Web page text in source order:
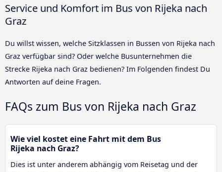
Service und Komfort im Bus von Rijeka nach
Graz
Du willst wissen, welche Sitzklassen in Bussen von Rijeka nach
Graz verfügbar sind? Oder welche Busunternehmen die
Strecke Rijeka nach Graz bedienen? Im Folgenden findest Du
Antworten auf deine Fragen.
FAQs zum Bus von Rijeka nach Graz
Wie viel kostet eine Fahrt mit dem Bus
Rijeka nach Graz?
Dies ist unter anderem abhängig vom Reisetag und der